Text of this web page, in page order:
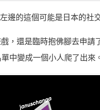
邊的這個可能是日本的社
，還是臨時抱佛腳去申請
中變成一個小人爬了出來